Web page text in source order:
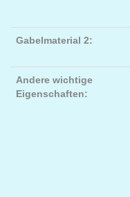
Gabelmaterial 2:
Andere wichtige
Eigenschaften: